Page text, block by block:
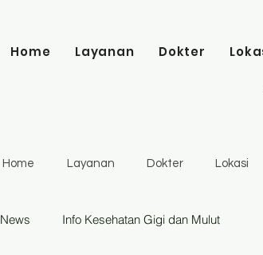
Home Layanan Dokter
Home Layanan Dokter Lokasi
News Info Kesehatan Gigi dan Mulut